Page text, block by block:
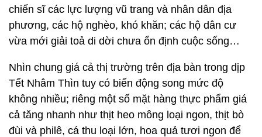
chiến sĩ các lực lượng vũ trang và nhân dân địa
phương, các hộ nghèo, khó khăn; các hộ dân cư
vừa mới giải toả di dời chưa ổn định cuộc sống…
Nhìn chung giá cả thị trường trên địa bàn trong dịp
Tết Nhâm Thìn tuy có biến động song mức độ
không nhiều; riêng một số mặt hàng thực phẩm giá
cả tăng nhanh như thịt heo mông loại ngon, thịt bò
đùi và philê, cá thu loại lớn, hoa quả tươi ngon để